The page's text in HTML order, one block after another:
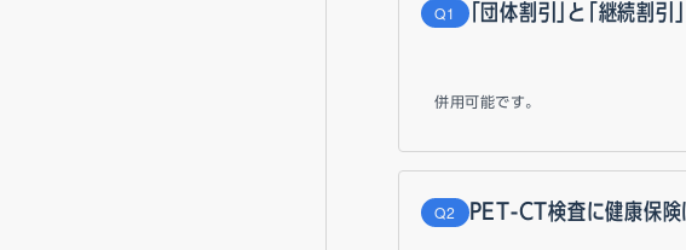
Q 「団体割引」と「継続割引
併用可能です。
Q PET-CT検査に健康保険